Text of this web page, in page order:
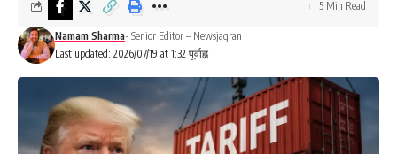
Last updated: 2026/07/19 at 1:32 पूर्वाह्न
Namam Sharma- Senior Editor – Newsjagran
5 Min Read